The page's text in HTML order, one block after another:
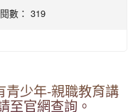
數： 319
青少年-親職教育講
至官網查詢。